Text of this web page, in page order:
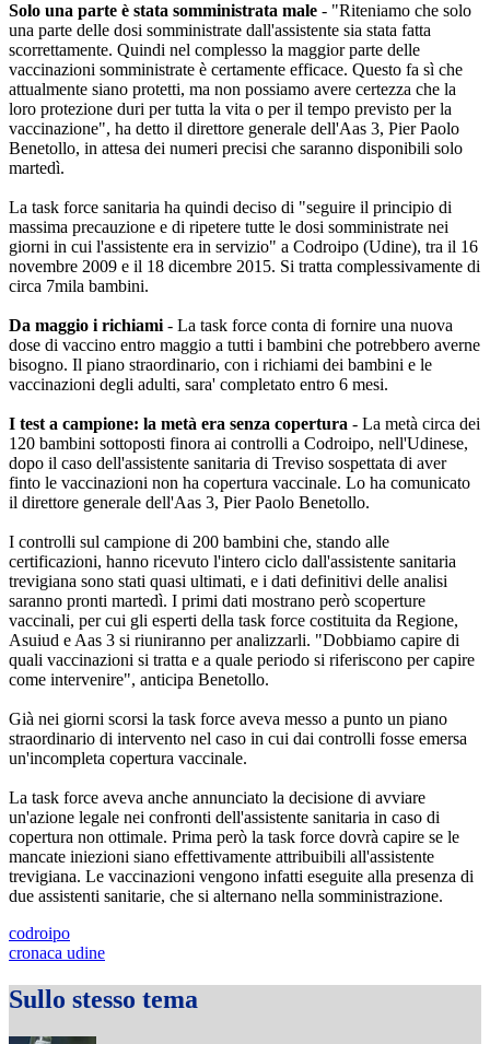
Solo una parte è stata somministrata male - "Riteniamo che solo
una parte delle dosi somministrate dall'assistente sia stata fatta
scorrettamente. Quindi nel complesso la maggior parte delle
vaccinazioni somministrate è certamente efficace. Questo fa sì che
attualmente siano protetti, ma non possiamo avere certezza che la
loro protezione duri per tutta la vita o per il tempo previsto per la
vaccinazione", ha detto il direttore generale dell'Aas 3, Pier Paolo
Benetollo, in attesa dei numeri precisi che saranno disponibili solo
martedì.
La task force sanitaria ha quindi deciso di "seguire il principio di
massima precauzione e di ripetere tutte le dosi somministrate nei
giorni in cui l'assistente era in servizio" a Codroipo (Udine), tra il 16
novembre 2009 e il 18 dicembre 2015. Si tratta complessivamente di
circa 7mila bambini.
Da maggio i richiami - La task force conta di fornire una nuova
dose di vaccino entro maggio a tutti i bambini che potrebbero averne
bisogno. Il piano straordinario, con i richiami dei bambini e le
vaccinazioni degli adulti, sara' completato entro 6 mesi.
I test a campione: la metà era senza copertura - La metà circa dei
120 bambini sottoposti finora ai controlli a Codroipo, nell'Udinese,
dopo il caso dell'assistente sanitaria di Treviso sospettata di aver
finto le vaccinazioni non ha copertura vaccinale. Lo ha comunicato
il direttore generale dell'Aas 3, Pier Paolo Benetollo.
I controlli sul campione di 200 bambini che, stando alle
certificazioni, hanno ricevuto l'intero ciclo dall'assistente sanitaria
trevigiana sono stati quasi ultimati, e i dati definitivi delle analisi
saranno pronti martedì. I primi dati mostrano però scoperture
vaccinali, per cui gli esperti della task force costituita da Regione,
Asuiud e Aas 3 si riuniranno per analizzarli. "Dobbiamo capire di
quali vaccinazioni si tratta e a quale periodo si riferiscono per capire
come intervenire", anticipa Benetollo.
Già nei giorni scorsi la task force aveva messo a punto un piano
straordinario di intervento nel caso in cui dai controlli fosse emersa
un'incompleta copertura vaccinale.
La task force aveva anche annunciato la decisione di avviare
un'azione legale nei confronti dell'assistente sanitaria in caso di
copertura non ottimale. Prima però la task force dovrà capire se le
mancate iniezioni siano effettivamente attribuibili all'assistente
trevigiana. Le vaccinazioni vengono infatti eseguite alla presenza di
due assistenti sanitarie, che si alternano nella somministrazione.
codroipo
cronaca udine
Sullo stesso tema